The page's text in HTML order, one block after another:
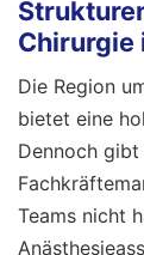
Chirurgie
Die Region
bietet eine
Dennoch
Teams nicht